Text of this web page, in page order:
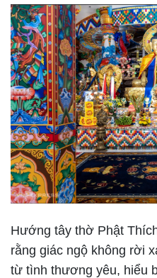
Hướng tây thờ Phật
rằng giác ngộ không rời
từ tình thương yêu, hiểu